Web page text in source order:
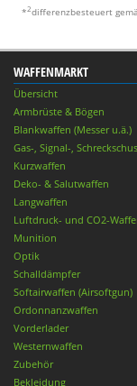
*2differenzbesteuert
WAFFENMARKT
Übersicht
Armbrüste & Bögen
Blankwaffen (Messer u.ä.)
Gas-, Signal-,
Kurzwaffen
Deko- & Salutwaffen
Langwaffen
Luftdruck- und CO2-
Munition
Optik
Schalldämpfer
Softairwaffen (Airsoftgun)
Ordonnanzwaffen
Vorderlader
Westernwaffen
Zubehör
Bekleidung